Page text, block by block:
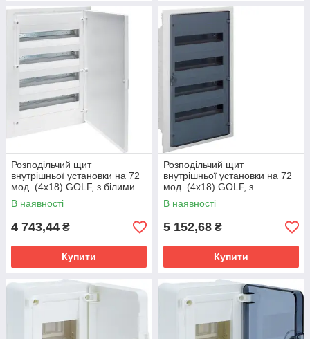
Розподільчий щит
внутрішньої установки на 72
мод. (4х18) GOLF, з білими
дверцятами
В наявності
4 743,44 ₴
Купити
Розподільчий щит
внутрішньої установки на 72
мод. (4х18) GOLF, з
прозорою дверцятами
В наявності
5 152,68 ₴
Купити